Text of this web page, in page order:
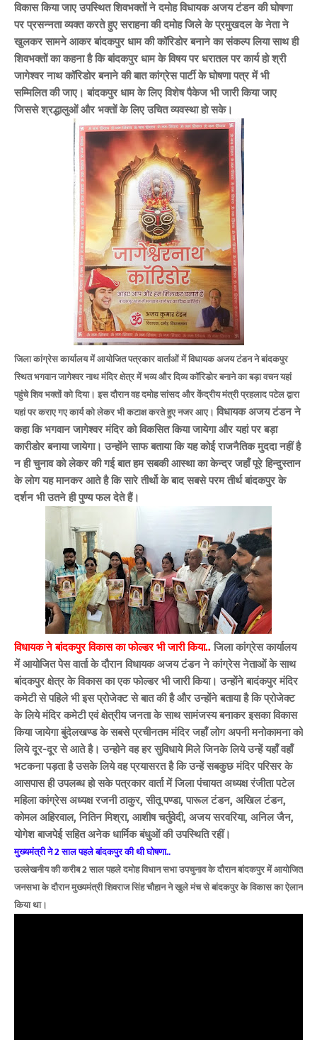
विकास किया जाए उपस्थित शिवभक्तों ने दमोह विधायक अजय टंडन की घोषणा
पर प्रसन्नता व्यक्त करते हुए सराहना की दमोह जिले के प्रमुखदल के नेता ने
खुलकर सामने आकर बांदकपुर धाम की कॉरिडोर बनाने का संकल्प लिया साथ ही
शिवभक्तों का कहना है कि बांदकपुर धाम के विषय पर धरातल पर कार्य हो श्री
जागेश्वर नाथ कॉरिडोर बनाने की बात कांग्रेस पार्टी के घोषणा पत्र में भी
सम्मिलित की जाए। बांदकपुर धाम के लिए विशेष पैकेज भी जारी किया जाए
जिससे श्रद्धालुओं और भक्तों के लिए उचित व्यवस्था हो सके।
जिला कांग्रेस कार्यालय में आयोजित पत्रकार वार्ताओं में विधायक अजय टंडन ने बांदकपुर
स्थित भगवान जागेश्वर नाथ मंदिर क्षेत्र में भव्य और दिव्य कॉरिडोर बनाने का बड़ा वचन यहां
पहुंचे शिव भक्तों को दिया। इस दौरान वह दमोह सांसद और केंद्रीय मंत्री प्रहलाद पटेल द्वारा
यहां पर कराए गए कार्य को लेकर भी कटाक्ष करते हुए नजर आए। विधायक अजय टंडन ने
कहा कि भगवान जागेश्वर मंदिर को विकसित किया जायेगा और यहां पर बड़ा
कारीडोर बनाया जायेगा। उन्होंने साफ बताया कि यह कोई राजनैतिक मुददा नहीं है
न ही चुनाव को लेकर की गई बात हम सबकी आस्था का केन्द्र जहॉं पूरे हिन्दुस्तान
के लोग यह मानकर आते है कि सारे तीर्थो के बाद सबसे परम तीर्थ बांदकपुर के
दर्शन भी उतने ही पुण्य फल देते हैं।
विधायक ने बांदकपुर विकास का फोल्डर भी जारी किया.. जिला कांग्रेस कार्यालय
में आयोजित पेस वार्ता के दौरान विधायक अजय टंडन ने कांग्रेस नेताओं के साथ
बांदकपुर क्षेत्र के विकास का एक फोल्डर भी जारी किया। उन्होंने बादंकपुर मंदिर
कमेटी से पहिले भी इस प्रोजेक्ट से बात की है और उन्होंने बताया है कि प्रोजेक्ट
के लिये मंदिर कमेटी एवं क्षेत्रीय जनता के साथ सामंजस्य बनाकर इसका विकास
किया जायेगा बुंदेलखण्ड के सबसे प्रचीनतम मंदिर जहॉं लोग अपनी मनोकामना को
लिये दूर-दूर से आते है। उन्होने वह हर सुविधाये मिले जिनके लिये उन्हें यहॉं वहॉं
भटकना पड़ता है उसके लिये वह प्रयासरत है कि उन्हें सबकुछ मंदिर परिसर के
आसपास ही उपलब्ध हो सके पत्रकार वार्ता में जिला पंचायत अध्यक्ष रंजीता पटेल
महिला कांग्रेस अध्यक्ष रजनी ठाकुर, सीतू पण्डा, पारूल टंडन, अखिल टंडन,
कोमल अहिरवाल, नितिन मिश्रा, आशीष चर्तुवेदी, अजय सरवरिया, अनिल जैन,
योगेश बाजपेई सहित अनेक धार्मिक बंधुओं की उपस्थिति रहीं।
मुख्यमंत्री ने2 साल पहले बांदकपुर की थी घोषणा..
उल्लेखनीय की करीब 2 साल पहले दमोह विधान सभा उपचुनाव के दौरान बांदकपुर में आयोजित
जनसभा के दौरान मुख्यमंत्री शिवराज सिंह चौहान ने खुले मंच से बांदकपुर के विकास का ऐलान
किया था।